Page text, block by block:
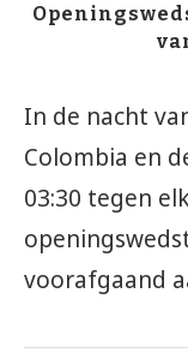
In de nacht
Colombia en
03:30 tegen
voorafgaand